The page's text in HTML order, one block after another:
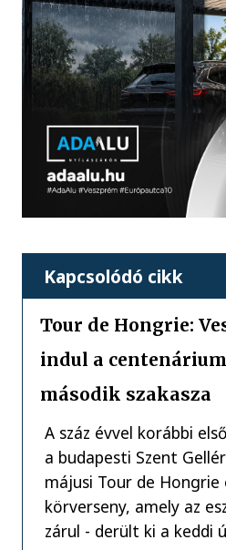
Kapcsolódó cikk
Tour de Hongrie:
indul a
második szakasza
A száz évvel korábbi
a budapesti Szent
májusi Tour de
körverseny, amely az
zárul - derült ki a keddi